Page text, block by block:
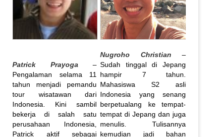
Patrick Prayoga –
Pengalaman selama 11
tahun menjadi pemandu
tour wisatawan dari
Indonesia. Kini sambil
bekerja di salah satu
perusahaan Indonesia,
Patrick aktif sebagai
Nugroho Christian –
Sudah tinggal di Jepang
hampir 7 tahun.
Mahasiswa S2 asli
Indonesia yang senang
berpetualang ke tempat-
tempat di Jepang dan juga
menulis. Tulisannya
kemudian jadi bahan